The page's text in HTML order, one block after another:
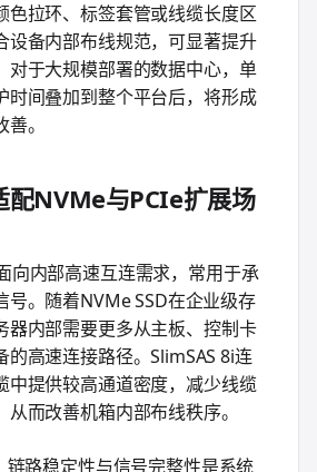
色拉环、标签套管或线缆长度区
设备内部布线规范，可显著提升
对于大规模部署的数据中心，单
时间叠加到整个平台后，将形成
。
配NVMe与PCIe扩展场
向内部高速互连需求，常用于承
号。随着NVMe SSD在企业级存
器内部需要更多从主板、控制卡
的高速连接路径。SlimSAS 8i连
中提供较高通道密度，减少线缆
而改善机箱内部布线秩序。
路稳定性与信号完整性是系统